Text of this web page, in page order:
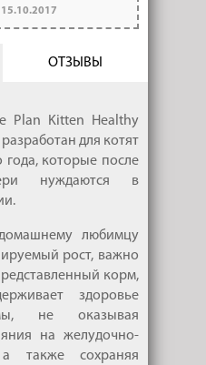
15.10.2017
ОТЗЫВЫ
Plan Kitten Healthy
для котят
года, которые после
нуждаются в
любимцу
рост, важно
корм,
здоровье
не оказывая
на желудочно-
также сохраняя